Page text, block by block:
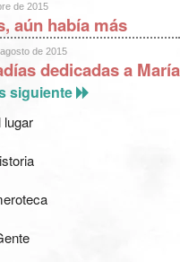
de 2015
aún había más
de 2015
dedicadas a María
siguiente
lugar